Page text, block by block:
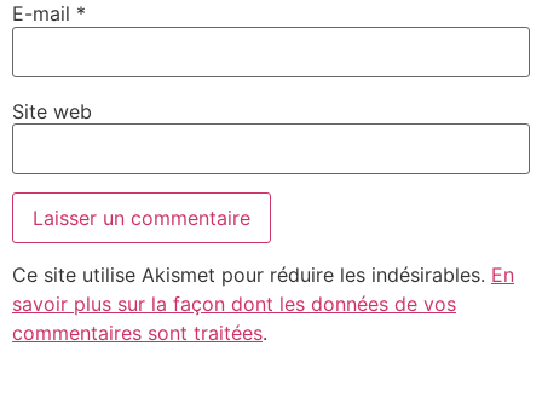
E-mail *
Site web
Ce site utilise Akismet pour réduire les indésirables. En
savoir plus sur la façon dont les données de vos
commentaires sont traitées.